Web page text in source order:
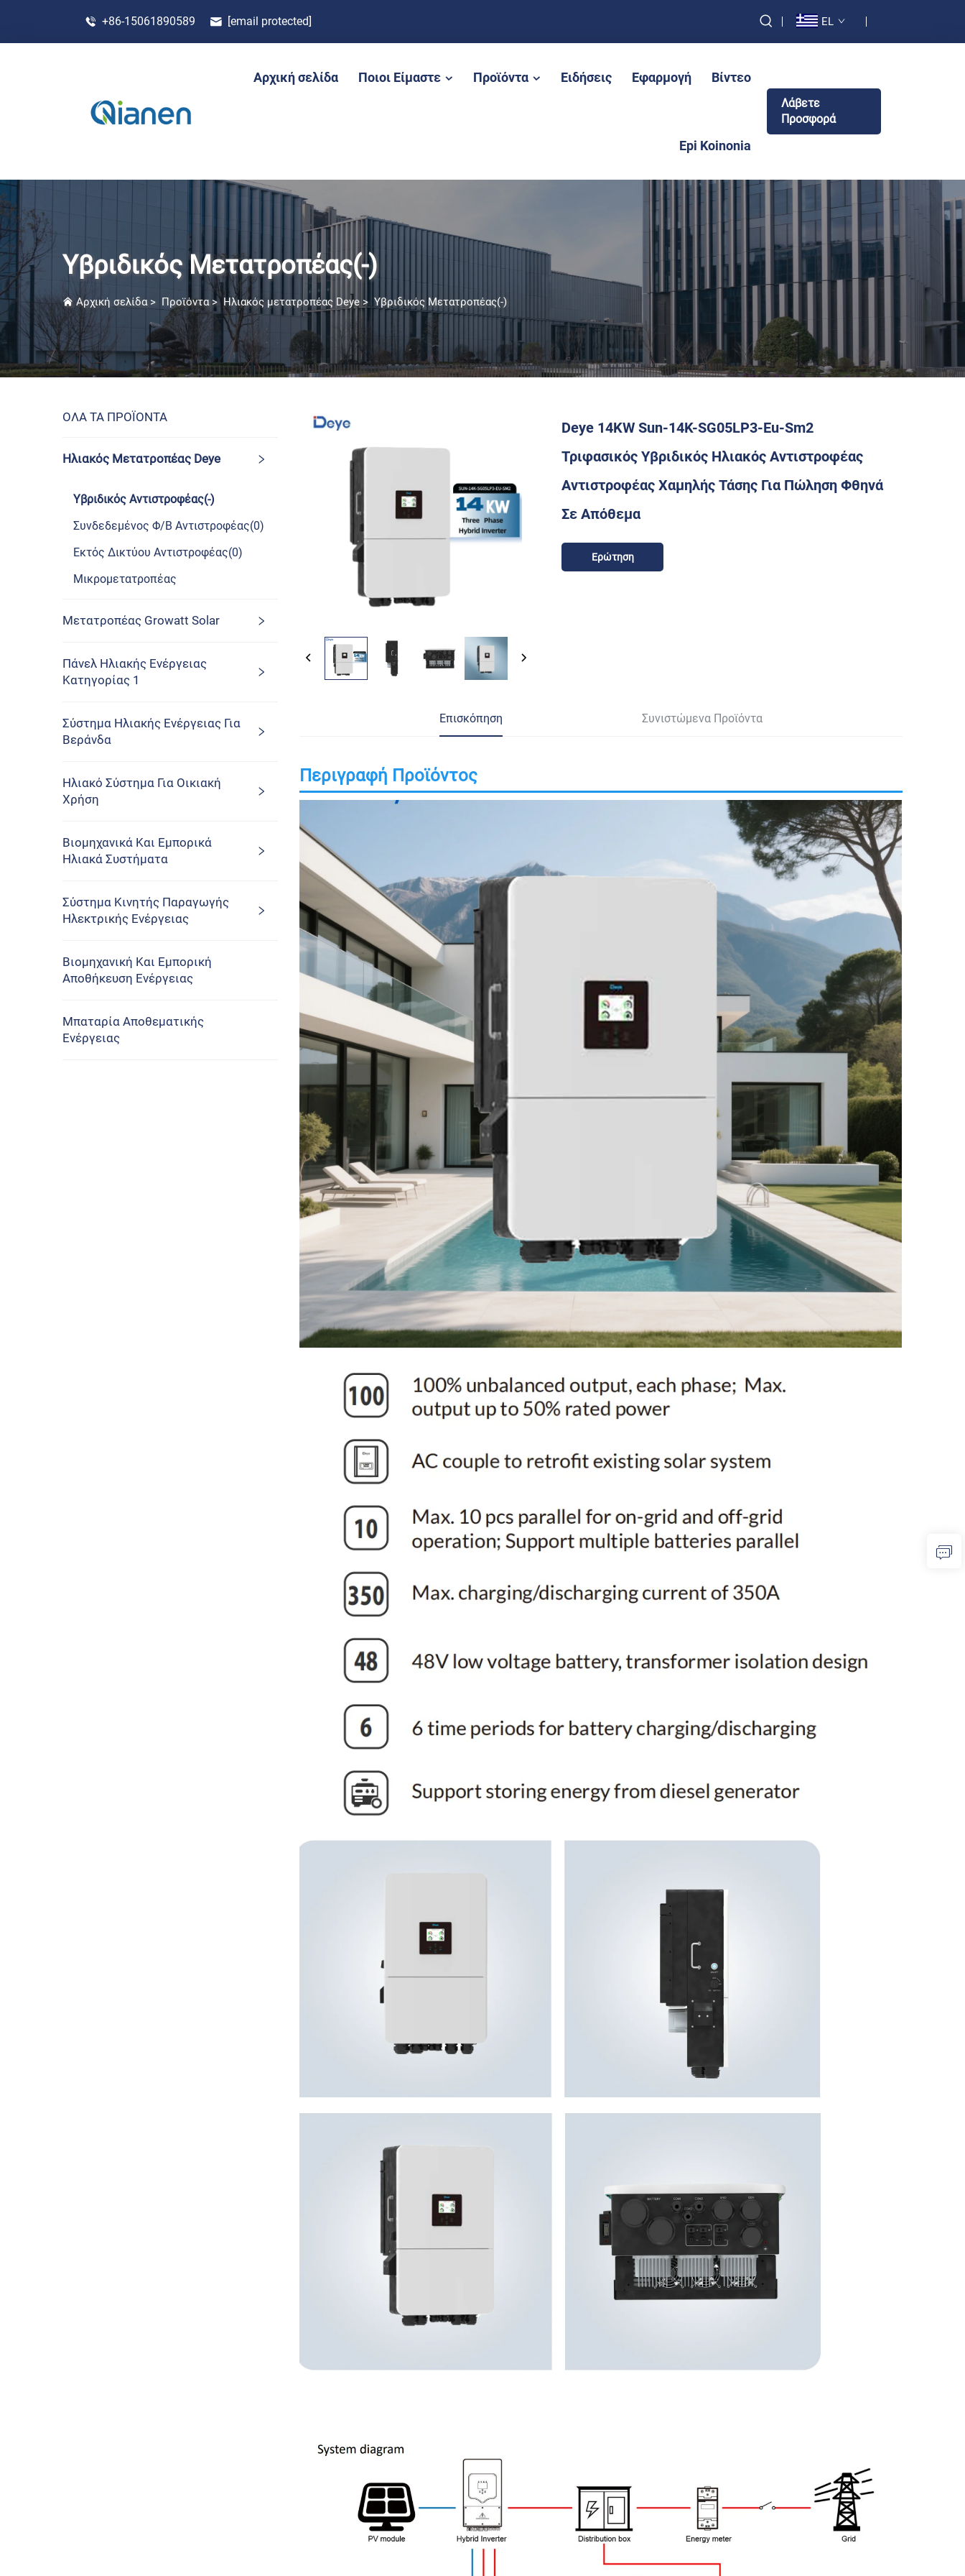
+86-15061890589 [email protected] EL
Αρχική σελίδα Ποιοι Είμαστε Προϊόντα Ειδήσεις Εφαρμογή Βίντεο
Epi Koinonia
Λάβετε
Προσφορά
Υβριδικός Μετατροπέας(-)
Αρχική σελίδα> Προϊόντα> Ηλιακός μετατροπέας Deye > Υβριδικός Μετατροπέας(-)
ΟΛΑ ΤΑ ΠΡΟΪΟΝΤΑ
Ηλιακός Μετατροπέας Deye
Υβριδικός Αντιστροφέας(-)
Συνδεδεμένος Φ/Β Αντιστροφέας(0)
Εκτός Δικτύου Αντιστροφέας(0)
Μικρομετατροπέας
Μετατροπέας Growatt Solar
Πάνελ Ηλιακής Ενέργειας
Κατηγορίας 1
Σύστημα Ηλιακής Ενέργειας Για
Βεράνδα
Ηλιακό Σύστημα Για Οικιακή
Χρήση
Βιομηχανικά Και Εμπορικά
Ηλιακά Συστήματα
Σύστημα Κινητής Παραγωγής
Ηλεκτρικής Ενέργειας
Βιομηχανική Και Εμπορική
Αποθήκευση Ενέργειας
Μπαταρία Αποθεματικής
Ενέργειας
Deye 14KW Sun-14K-SG05LP3-Eu-Sm2
Τριφασικός Υβριδικός Ηλιακός Αντιστροφέας
Αντιστροφέας Χαμηλής Τάσης Για Πώληση Φθηνά
Σε Απόθεμα
Ερώτηση
Επισκόπηση Συνιστώμενα Προϊόντα
Περιγραφή Προϊόντος